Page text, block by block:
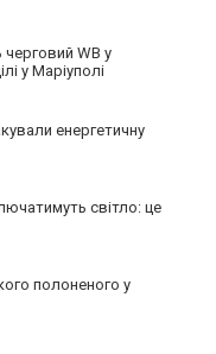
WB у
у Маріуполі
енергетичну
світло: це
полоненого у